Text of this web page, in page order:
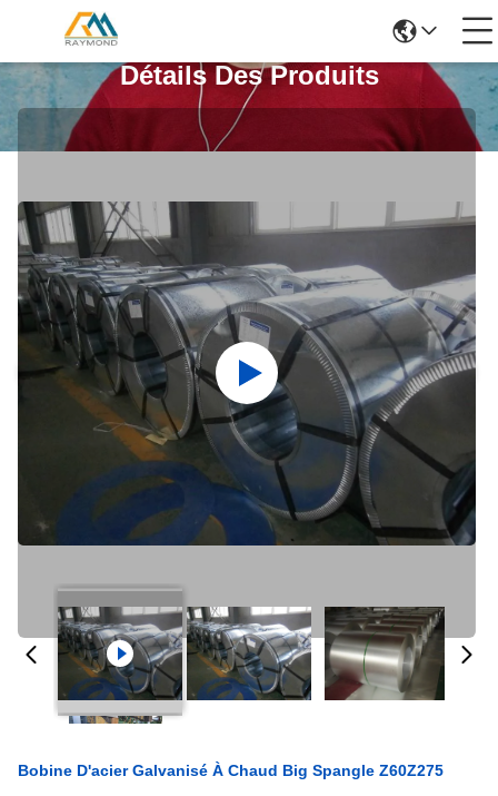
Détails Des Produits
Bobine D'acier Galvanisé À Chaud Big Spangle Z60Z275